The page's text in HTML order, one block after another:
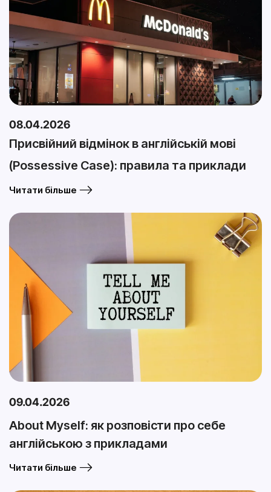
08.04.2026
Присвійний відмінок в англійській мові
(Possessive Case): правила та приклади
Читати більше
09.04.2026
About Myself: як розповісти про себе
англійською з прикладами
Читати більше